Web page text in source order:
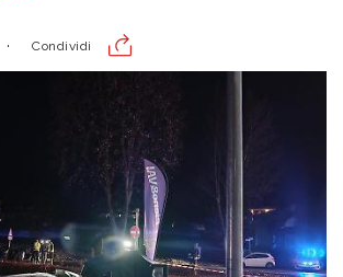
Condividi